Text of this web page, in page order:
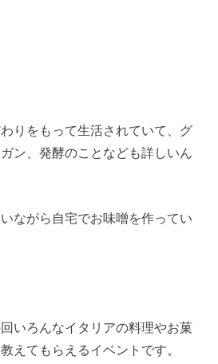
りをもって生活されていて、グ
ン、発酵のことなども詳しいん
ながら自宅でお味噌を作ってい
いろんなイタリアの料理やお菓
えてもらえるイベントです。